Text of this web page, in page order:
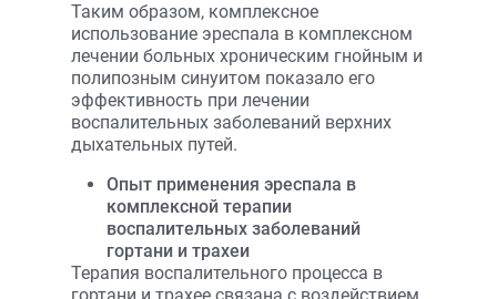
Таким образом, комплексное
использование эреспала в комплексном
лечении больных хроническим гнойным и
полипозным синуитом показало его
эффективность при лечении
воспалительных заболеваний верхних
дыхательных путей.
Опыт применения эреспала в
комплексной терапии
воспалительных заболеваний
гортани и трахеи
Терапия воспалительного процесса в